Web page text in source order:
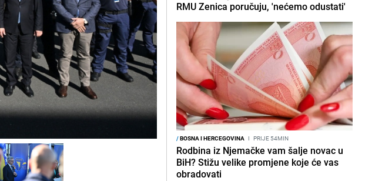
RMU Zenica poručuju, 'nećemo odustati'
/BOSNA I HERCEGOVINA I PRIJE 54MIN
Rodbina iz Njemačke vam šalje novac u
BiH? Stižu velike promjene koje će vas
obradovati